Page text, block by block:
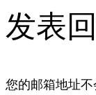
发表
您的邮箱地址不